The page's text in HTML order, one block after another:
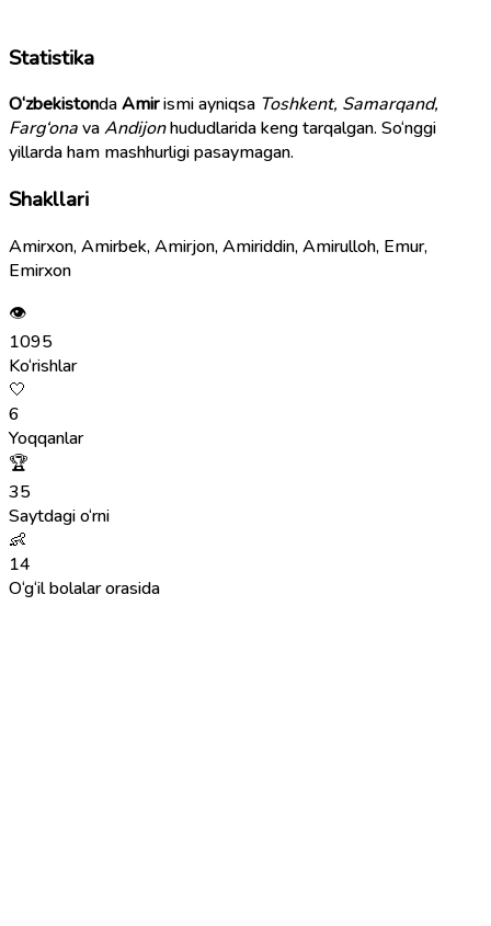
Statistika
O‘zbekistondaAmirismi ayniqsa Toshkent, Samarqand,
Farg‘onavaAndijonhududlarida keng tarqalgan. So‘nggi
yillarda ham mashhurligi pasaymagan.
Shakllari
Amirxon, Amirbek, Amirjon, Amiriddin, Amirulloh, Emur,
Emirxon
👁
1095
Ko‘rishlar
🤍
6
Yoqqanlar
🏆
35
Saytdagi o‘rni
👶
14
O‘g‘il bolalar orasida